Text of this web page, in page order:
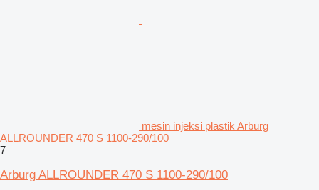
mesin injeksi plastik Arburg
ALLROUNDER 470 S 1100-290/100
7
Arburg ALLROUNDER 470 S 1100-290/100